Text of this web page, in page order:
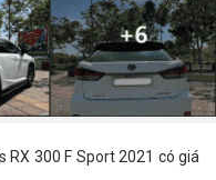
RX 300 F Sport 2021 có giá